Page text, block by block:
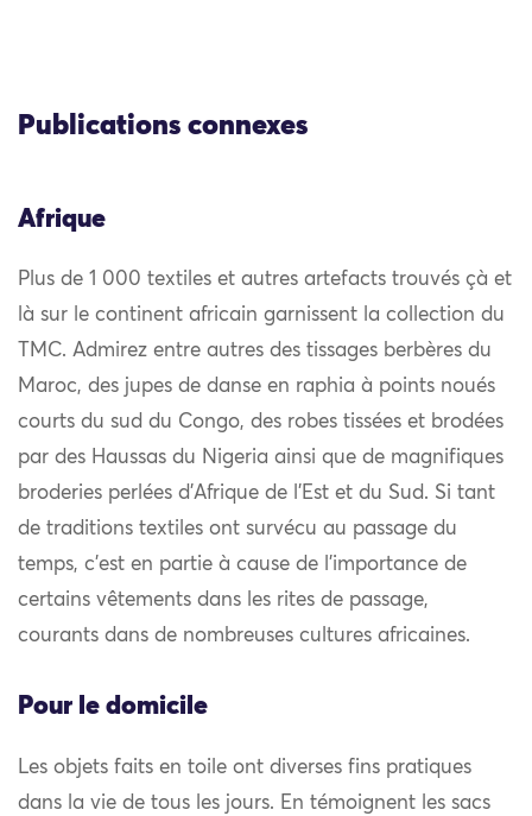
Publications connexes
Afrique
Plus de 1 000 textiles et autres artefacts trouvés çà et
là sur le continent africain garnissent la collection du
TMC. Admirez entre autres des tissages berbères du
Maroc, des jupes de danse en raphia à points noués
courts du sud du Congo, des robes tissées et brodées
par des Haussas du Nigeria ainsi que de magnifiques
broderies perlées d’Afrique de l’Est et du Sud. Si tant
de traditions textiles ont survécu au passage du
temps, c’est en partie à cause de l’importance de
certains vêtements dans les rites de passage,
courants dans de nombreuses cultures africaines.
Pour le domicile
Les objets faits en toile ont diverses fins pratiques
dans la vie de tous les jours. En témoignent les sacs